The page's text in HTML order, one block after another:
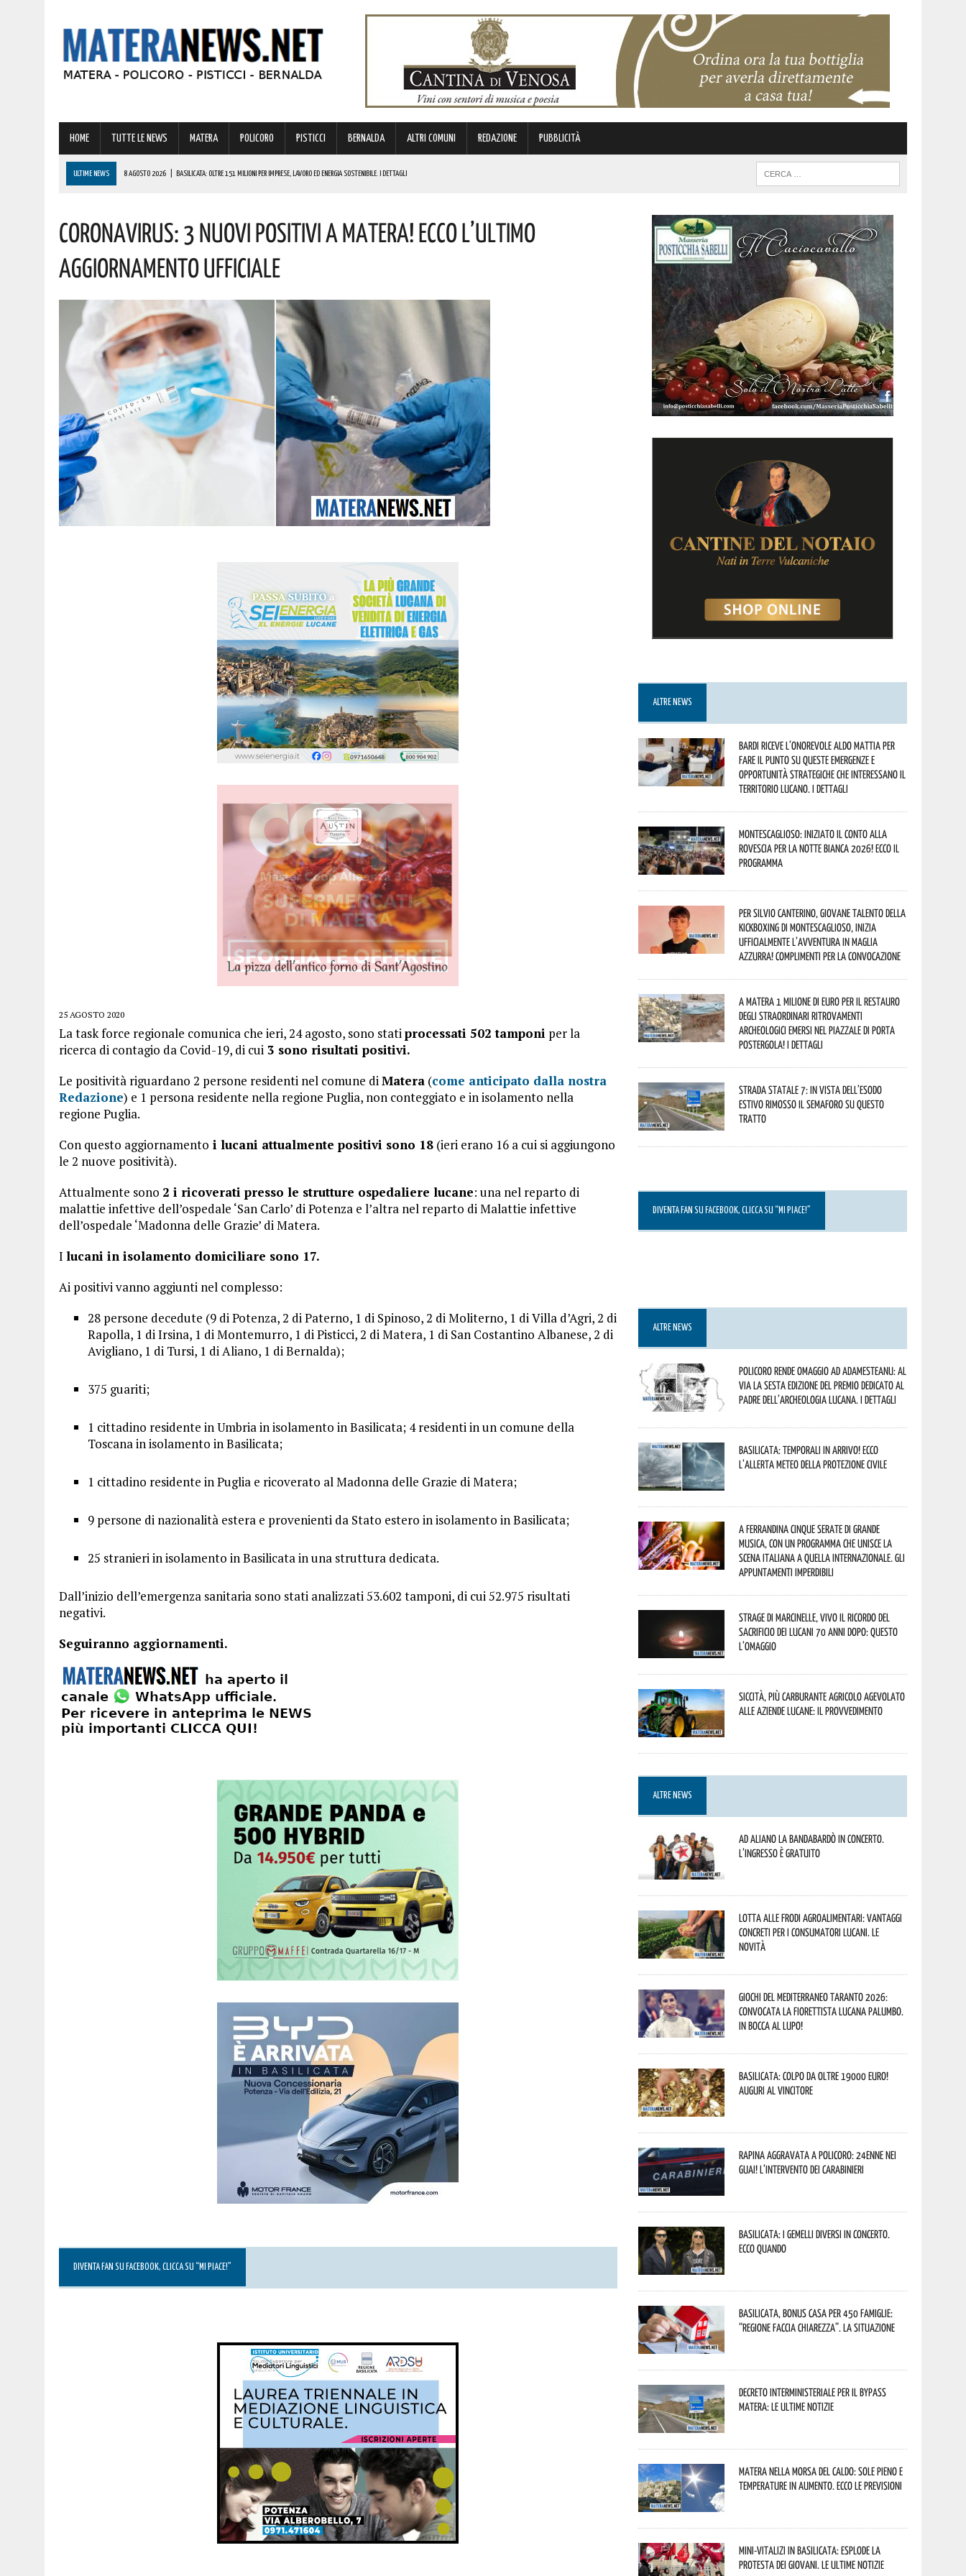
HOME TUTTE LE NEWS MATERA POLICORO PISTICCI BERNALDA ALTRI COMUNI REDAZIONE PUBBLICITÀ
ULTIME NEWS 8 AGOSTO 2026 BASILICATA: OLTRE 151 MILIONI PER IMPRESE, LAVORO ED ENERGIA SOSTENIBILE. I DETTAGLI
8 AGOSTO 2026 NOMINA AGENZIA SPAZIALE: COSPITO, ORIGINARIO DI POLICORO, È IL NUOVO COMMISSARIO. LE PAROLE DI BARDI
8 AGOSTO 2026 | BASILICATA: GRAVISSIMA AGGRESSIONE IN QUESTO CARCERE! LA DENUNCIA
Coronavirus: 3 Nuovi Positivi A Matera! Ecco L’ultimo
Aggiornamento Ufficiale
25 AGOSTO 2020
La task force regionale comunica che ieri, 24 agosto, sono statiprocessati 502 tamponi per la
ricerca di contagio da Covid-19, di cui 3 sono risultati positivi.
Le positività riguardano 2 persone residenti nel comune diMatera (come anticipato dalla nostra
Redazione) e 1 persona residente nella regione Puglia, non conteggiato e in isolamento nella
regione Puglia.
Con questo aggiornamento i lucani attualmente positivi sono 18 (ieri erano 16 a cui si aggiungono
le 2 nuove positività).
Attualmente sono 2 i ricoverati presso le strutture ospedaliere lucane: una nel reparto di
malattie infettive dell’ospedale ‘San Carlo’ di Potenza e l’altra nel reparto di Malattie infettive
dell’ospedale ‘Madonna delle Grazie’ di Matera.
I lucani in isolamento domiciliare sono 17.
Ai positivi vanno aggiunti nel complesso:
28 persone decedute (9 di Potenza, 2 di Paterno, 1 di Spinoso, 2 di Moliterno, 1 di Villa d’Agri, 2 di
Rapolla, 1 di Irsina, 1 di Montemurro, 1 di Pisticci, 2 di Matera, 1 di San Costantino Albanese, 2 di
Avigliano, 1 di Tursi, 1 di Aliano, 1 di Bernalda);
375 guariti;
1 cittadino residente in Umbria in isolamento in Basilicata; 4 residenti in un comune della
Toscana in isolamento in Basilicata;
1 cittadino residente in Puglia e ricoverato al Madonna delle Grazie di Matera;
9 persone di nazionalità estera e provenienti da Stato estero in isolamento in Basilicata;
25 stranieri in isolamento in Basilicata in una struttura dedicata.
Dall’inizio dell’emergenza sanitaria sono stati analizzati 53.602 tamponi, di cui 52.975 risultati
negativi.
Seguiranno aggiornamenti.
DIVENTA FAN SU FACEBOOK, CLICCA SU “MI PIACE!”
ALTRE NEWS
Bardi riceve l’onorevole Aldo Mattia per
fare il punto su queste emergenze e
opportunità strategiche che interessano il
territorio lucano. I dettagli
Montescaglioso: iniziato il conto alla
rovescia per la Notte Bianca 2026! Ecco il
programma
Per Silvio Canterino, giovane talento della
kickboxing di Montescaglioso, inizia
ufficialmente l’avventura in maglia
azzurra! Complimenti per la convocazione
A Matera 1 milione di euro per il restauro
degli straordinari ritrovamenti
archeologici emersi nel piazzale di Porta
Postergola! I dettagli
Strada statale 7: in vista dell’esodo
estivo rimosso il semaforo su questo
tratto
DIVENTA FAN SU FACEBOOK, CLICCA SU “MI PIACE!”
ALTRE NEWS
Policoro rende omaggio ad Adamesteanu: al
via la sesta edizione del Premio dedicato al
padre dell’archeologia lucana. I dettagli
Basilicata: temporali in arrivo! Ecco
l’allerta meteo della Protezione civile
A Ferrandina cinque serate di grande
musica, con un programma che unisce la
scena italiana a quella internazionale. Gli
appuntamenti imperdibili
Strage di Marcinelle, vivo il ricordo del
sacrificio dei lucani 70 anni dopo: questo
l’omaggio
Siccità, più carburante agricolo agevolato
alle aziende lucane: il provvedimento
ALTRE NEWS
Ad Aliano la Bandabardò in concerto.
L’ingresso è gratuito
Lotta alle frodi agroalimentari: vantaggi
concreti per i consumatori lucani. Le
novità
Giochi del Mediterraneo Taranto 2026:
convocata la fiorettista lucana Palumbo.
In bocca al lupo!
Basilicata: colpo da oltre 19000 Euro!
Auguri al vincitore
Rapina aggravata a Policoro: 24enne nei
guai! L’intervento dei Carabinieri
Basilicata: i Gemelli DiVersi in concerto.
Ecco quando
Basilicata, Bonus casa per 450 famiglie:
“Regione faccia chiarezza”. La situazione
Decreto interministeriale per il Bypass
Matera: le ultime notizie
Matera nella morsa del caldo: sole pieno e
temperature in aumento. Ecco le previsioni
Mini-vitalizi in Basilicata: esplode la
protesta dei giovani. Le ultime notizie